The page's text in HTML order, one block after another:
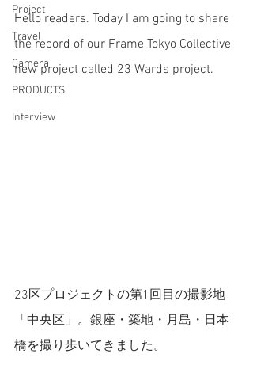
Project
Travel
Camera
PRODUCTS
Interview
Hello readers. Today I am going to share
the record of our Frame Tokyo Collective
new project called 23 Wards project.
23区プロジェクトの第1回目の撮影地
「中央区」。銀座・築地・月島・日本
橋を撮り歩いてきました。